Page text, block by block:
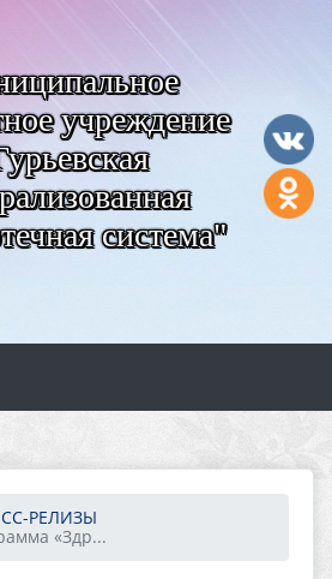
учреждение
система"
РЕЛИЗЫ
«Здр...